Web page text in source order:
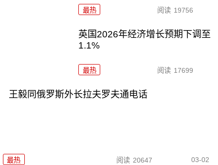
最热 阅读 19756
英国2026年经济增长预期下调至
1.1%
最热 阅读 17699
王毅同俄罗斯外长拉夫罗夫通电话
最热 阅读 20647 03-02